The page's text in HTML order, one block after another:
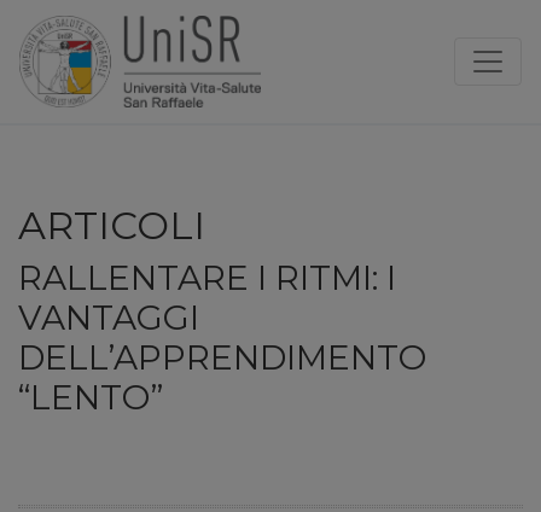
ARTICOLI
RALLENTARE I RITMI: I
VANTAGGI
DELL’APPRENDIMENTO
“LENTO”